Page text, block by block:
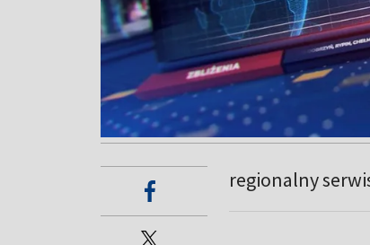
regionalny